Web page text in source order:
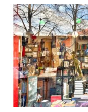
//